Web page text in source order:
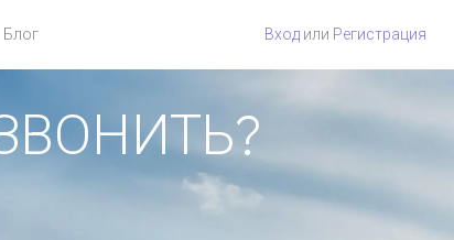
Блог Вход или Регистрация